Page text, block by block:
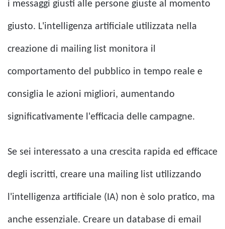
i messaggi giusti alle persone giuste al momento
giusto. L'intelligenza artificiale utilizzata nella
creazione di mailing list monitora il
comportamento del pubblico in tempo reale e
consiglia le azioni migliori, aumentando
significativamente l'efficacia delle campagne.
Se sei interessato a una crescita rapida ed efficace
degli iscritti, creare una mailing list utilizzando
l'intelligenza artificiale (IA) non è solo pratico, ma
anche essenziale. Creare un database di email